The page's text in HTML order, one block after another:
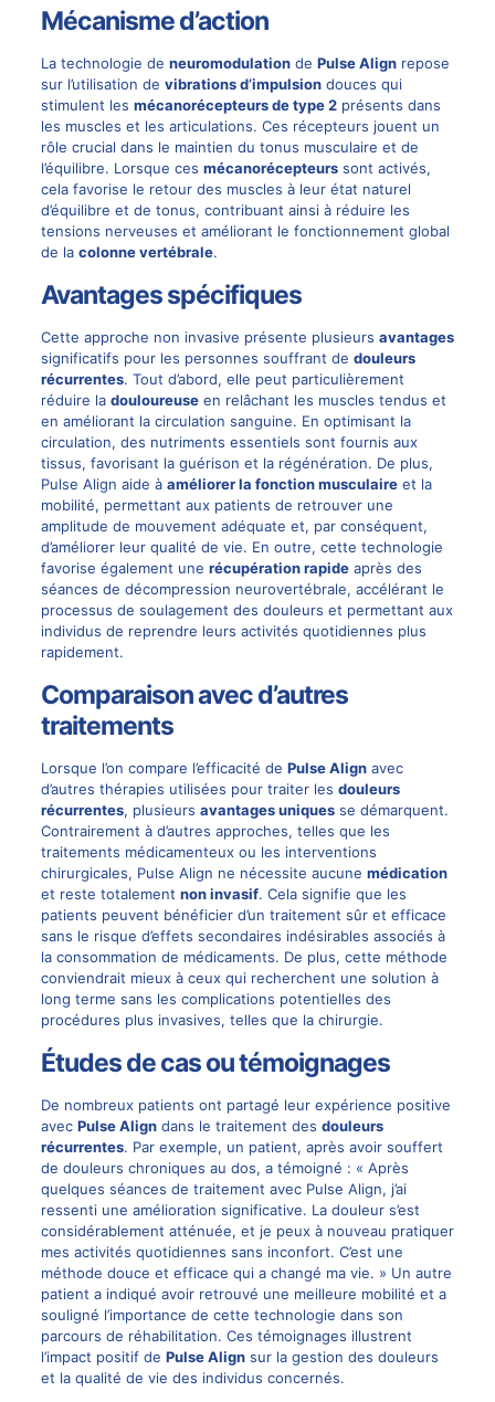
Mécanisme d’action
La technologie de neuromodulationde Pulse Alignrepose
sur l’utilisation de vibrations d’impulsiondouces qui
stimulent les mécanorécepteurs de type 2présents dans
les muscles et les articulations. Ces récepteurs jouent un
rôle crucial dans le maintien du tonus musculaire et de
l’équilibre. Lorsque ces mécanorécepteurssont activés,
cela favorise le retour des muscles à leur état naturel
d’équilibre et de tonus, contribuant ainsi à réduire les
tensions nerveuses et améliorant le fonctionnement global
de la colonne vertébrale.
Avantages spécifiques
Cette approche non invasive présente plusieurs avantages
significatifs pour les personnes souffrant de douleurs
récurrentes. Tout d’abord, elle peut particulièrement
réduire la douloureuseen relâchant les muscles tendus et
en améliorant la circulation sanguine. En optimisant la
circulation, des nutriments essentiels sont fournis aux
tissus, favorisant la guérison et la régénération. De plus,
Pulse Align aide à améliorer la fonction musculaireet la
mobilité, permettant aux patients de retrouver une
amplitude de mouvement adéquate et, par conséquent,
d’améliorer leur qualité de vie. En outre, cette technologie
favorise également une récupération rapideaprès des
séances de décompression neurovertébrale, accélérant le
processus de soulagement des douleurs et permettant aux
individus de reprendre leurs activités quotidiennes plus
rapidement.
Comparaison avec d’autres
traitements
Lorsque l’on compare l’efficacité de Pulse Alignavec
d’autres thérapies utilisées pour traiter les douleurs
récurrentes, plusieurs avantages uniquesse démarquent.
Contrairement à d’autres approches, telles que les
traitements médicamenteux ou les interventions
chirurgicales, Pulse Align ne nécessite aucune médication
et reste totalement non invasif. Cela signifie que les
patients peuvent bénéficier d’un traitement sûr et efficace
sans le risque d’effets secondaires indésirables associés à
la consommation de médicaments. De plus, cette méthode
conviendrait mieux à ceux qui recherchent une solution à
long terme sans les complications potentielles des
procédures plus invasives, telles que la chirurgie.
Études de cas ou témoignages
De nombreux patients ont partagé leur expérience positive
avec Pulse Aligndans le traitement des douleurs
récurrentes. Par exemple, un patient, après avoir souffert
de douleurs chroniques au dos, a témoigné : « Après
quelques séances de traitement avec Pulse Align, j’ai
ressenti une amélioration significative. La douleur s’est
considérablement atténuée, et je peux à nouveau pratiquer
mes activités quotidiennes sans inconfort. C’est une
méthode douce et efficace qui a changé ma vie. » Un autre
patient a indiqué avoir retrouvé une meilleure mobilité et a
souligné l’importance de cette technologie dans son
parcours de réhabilitation. Ces témoignages illustrent
l’impact positif de Pulse Alignsur la gestion des douleurs
et la qualité de vie des individus concernés.